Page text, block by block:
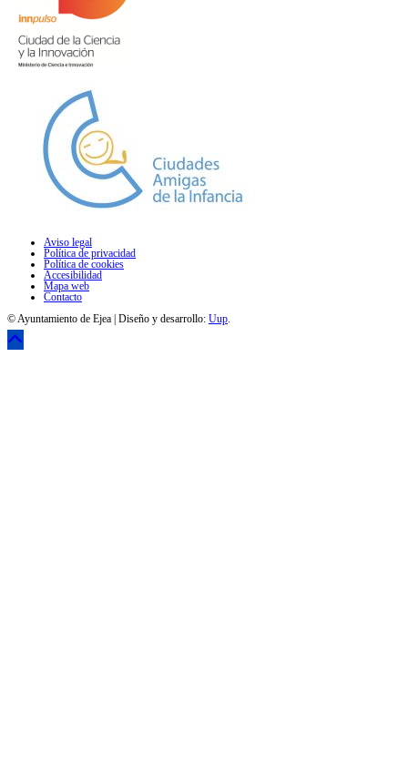
Aviso legal
Política de privacidad
Política de cookies
Accesibilidad
Mapa web
Contacto
© Ayuntamiento de Ejea | Diseño y desarrollo: Uup.